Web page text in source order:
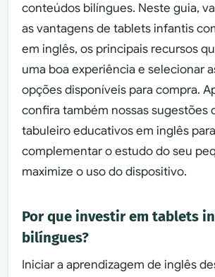
conteúdos bilíngues. Neste guia,
as vantagens de tablets infantis
em inglês, os principais recursos
uma boa experiência e selecionar
opções disponíveis para compra.
confira também nossas sugestões
tabuleiro educativos em inglês para
complementar o estudo do seu
maximize o uso do dispositivo.
Por que investir em tablets
bilíngues?
Iniciar a aprendizagem de inglês